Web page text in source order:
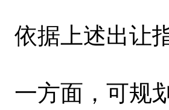
依据上述出让
一方面，可规